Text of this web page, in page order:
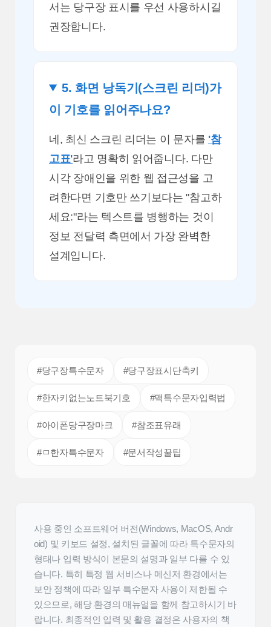
서는 당구장 표시를 우선 사용하시길
권장합니다.
5. 화면 낭독기(스크린 리더)가
이 기호를 읽어주나요?
네, 최신 스크린 리더는 이 문자를 '참
고표'라고 명확히 읽어줍니다. 다만
시각 장애인을 위한 웹 접근성을 고
려한다면 기호만 쓰기보다는 "참고하
세요:"라는 텍스트를 병행하는 것이
정보 전달력 측면에서 가장 완벽한
설계입니다.
#당구장특수문자 #당구장표시단축키
#한자키없는노트북기호 #맥특수문자입력법
#아이폰당구장마크 #참조표유래
#ㅁ한자특수문자 #문서작성꿀팁
사용 중인 소프트웨어 버전(Windows, MacOS, Andr
oid) 및 키보드 설정, 설치된 글꼴에 따라 특수문자의
형태나 입력 방식이 본문의 설명과 일부 다를 수 있
습니다. 특히 특정 웹 서비스나 메신저 환경에서는
보안 정책에 따라 일부 특수문자 사용이 제한될 수
있으므로, 해당 환경의 매뉴얼을 함께 참고하시기 바
랍니다. 최종적인 입력 및 활용 결정은 사용자의 책